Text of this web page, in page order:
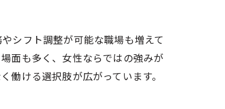
シフト調整が可能な職場も増えて
面も多く、女性ならではの強みが
ける選択肢が広がっています。